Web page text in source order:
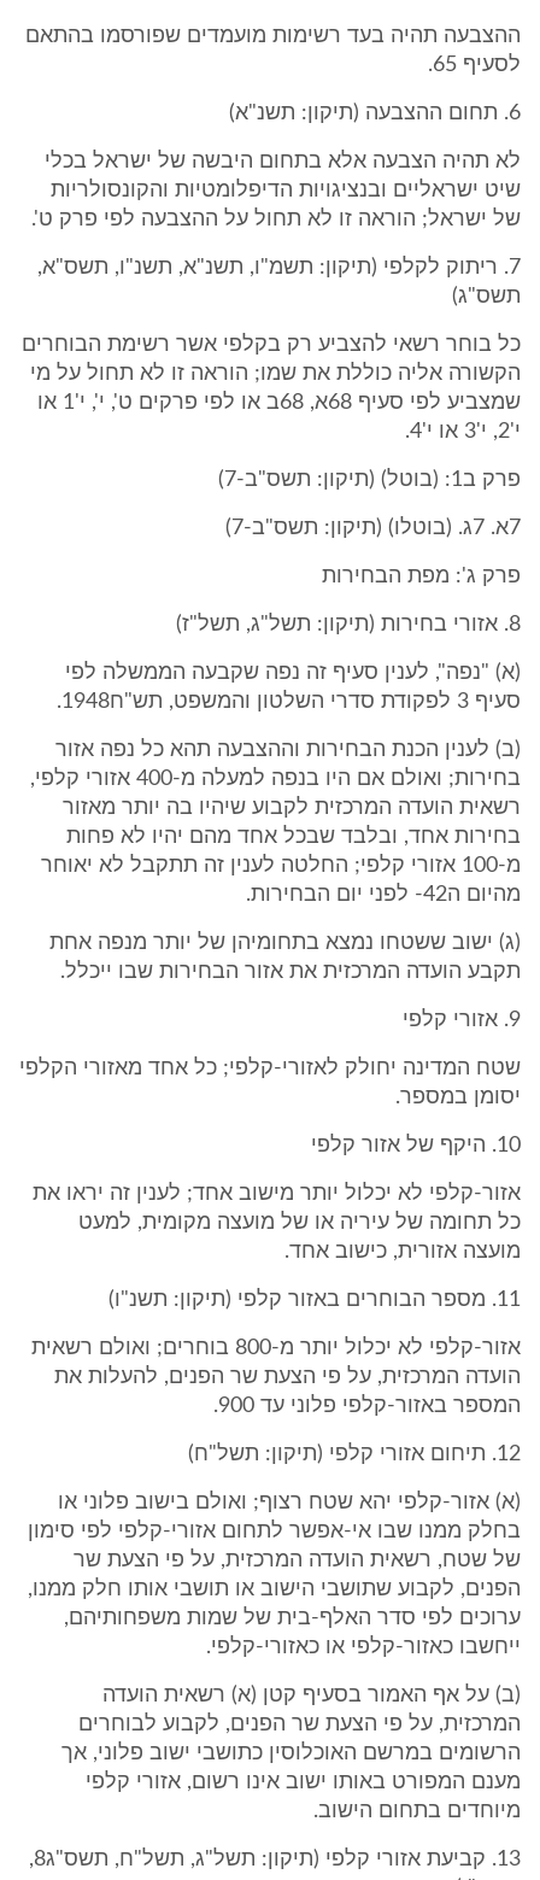
ההצבעה תהיה בעד רשימות מועמדים שפורסמו בהתאם
לסעיף 65.
6. תחום ההצבעה (תיקון: תשנ"א)
לא תהיה הצבעה אלא בתחום היבשה של ישראל בכלי
שיט ישראליים ובנציגויות הדיפלומטיות והקונסולריות
של ישראל; הוראה זו לא תחול על ההצבעה לפי פרק ט'.
7. ריתוק לקלפי (תיקון: תשמ"ו, תשנ"א, תשנ"ו, תשס"א,
תשס"ג)
כל בוחר רשאי להצביע רק בקלפי אשר רשימת הבוחרים
הקשורה אליה כוללת את שמו; הוראה זו לא תחול על מי
שמצביע לפי סעיף 68א, 68ב או לפי פרקים ט', י', י'1 או
י'2, י'3 או י'4.
פרק ב1: (בוטל) (תיקון: תשס"ב-7)
7א. 7ג. (בוטלו) (תיקון: תשס"ב-7)
פרק ג': מפת הבחירות
8. אזורי בחירות (תיקון: תשל"ג, תשל"ז)
(א) "נפה", לענין סעיף זה נפה שקבעה הממשלה לפי
סעיף 3 לפקודת סדרי השלטון והמשפט, תש"ח1948.
(ב) לענין הכנת הבחירות וההצבעה תהא כל נפה אזור
בחירות; ואולם אם היו בנפה למעלה מ-400 אזורי קלפי,
רשאית הועדה המרכזית לקבוע שיהיו בה יותר מאזור
בחירות אחד, ובלבד שבכל אחד מהם יהיו לא פחות
מ-100 אזורי קלפי; החלטה לענין זה תתקבל לא יאוחר
מהיום ה42- לפני יום הבחירות.
(ג) ישוב ששטחו נמצא בתחומיהן של יותר מנפה אחת
תקבע הועדה המרכזית את אזור הבחירות שבו ייכלל.
9. אזורי קלפי
שטח המדינה יחולק לאזורי-קלפי; כל אחד מאזורי הקלפי
יסומן במספר.
10. היקף של אזור קלפי
אזור-קלפי לא יכלול יותר מישוב אחד; לענין זה יראו את
כל תחומה של עיריה או של מועצה מקומית, למעט
מועצה אזורית, כישוב אחד.
11. מספר הבוחרים באזור קלפי (תיקון: תשנ"ו)
אזור-קלפי לא יכלול יותר מ-800 בוחרים; ואולם רשאית
הועדה המרכזית, על פי הצעת שר הפנים, להעלות את
המספר באזור-קלפי פלוני עד 900.
12. תיחום אזורי קלפי (תיקון: תשל"ח)
(א) אזור-קלפי יהא שטח רצוף; ואולם בישוב פלוני או
בחלק ממנו שבו אי-אפשר לתחום אזורי-קלפי לפי סימון
של שטח, רשאית הועדה המרכזית, על פי הצעת שר
הפנים, לקבוע שתושבי הישוב או תושבי אותו חלק ממנו,
ערוכים לפי סדר האלף-בית של שמות משפחותיהם,
ייחשבו כאזור-קלפי או כאזורי-קלפי.
(ב) על אף האמור בסעיף קטן (א) רשאית הועדה
המרכזית, על פי הצעת שר הפנים, לקבוע לבוחרים
הרשומים במרשם האוכלוסין כתושבי ישוב פלוני, אך
מענם המפורט באותו ישוב אינו רשום, אזורי קלפי
מיוחדים בתחום הישוב.
13. קביעת אזורי קלפי (תיקון: תשל"ג, תשל"ח, תשס"ג8,